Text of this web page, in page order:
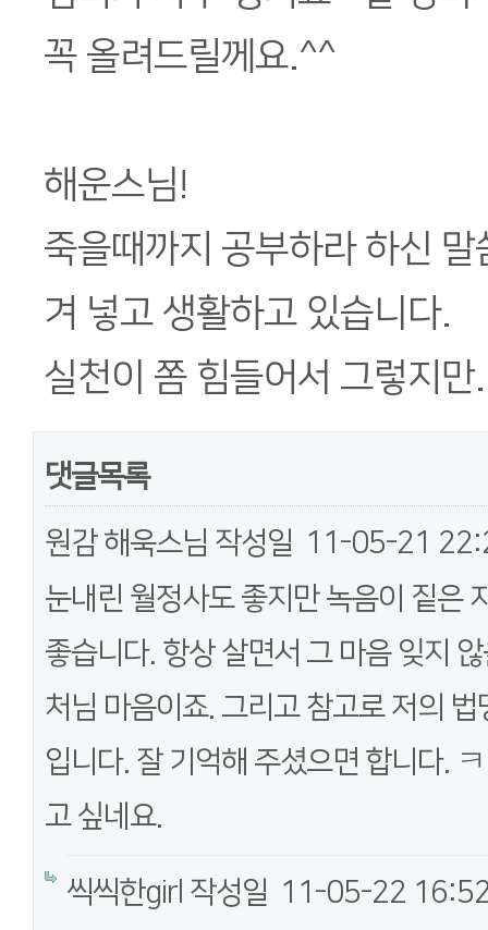
꼭 올려드릴께요.^^
해운스님!
죽을때까지 공부하라 하신
겨 넣고 생활하고 있습니다.
실천이 쫌 힘들어서 그렇지
댓글목록
원감 해욱스님 작성일 11-05-21
눈내린 월정사도 좋지만 녹음이 짙은
좋습니다. 항상 살면서 그 마음 잊지
처님 마음이죠. 그리고 참고로 저의
입니다. 잘 기억해 주셨으면 합니다.
고 싶네요.
씩씩한girl 작성일 11-05-22